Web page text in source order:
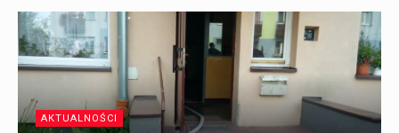
AKTUALNOŚCI